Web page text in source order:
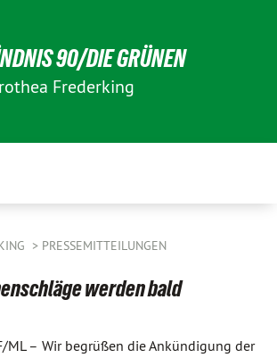
90/DIE GRÜNEN
Frederking
PRESSEMITTEILUNGEN
werden bald
ML – Wir begrüßen die Ankündigung der